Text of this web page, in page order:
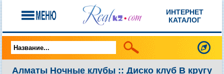
ИНТЕРНЕТ
КАТАЛОГ
Алматы Ночные клубы :: Диско клуб В кругу